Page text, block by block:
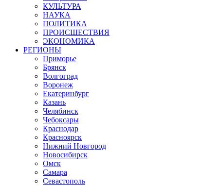
КУЛЬТУРА
НАУКА
ПОЛИТИКА
ПРОИСШЕСТВИЯ
ЭКОНОМИКА
РЕГИОНЫ
Приморье
Брянск
Волгоград
Воронеж
Екатеринбург
Казань
Челябинск
Чебоксары
Краснодар
Красноярск
Нижний Новгород
Новосибирск
Омск
Самара
Севастополь